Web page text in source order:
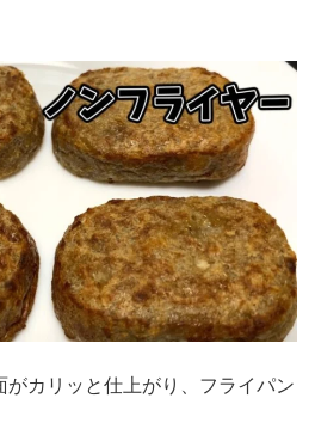
がカリッと仕上がり、フライパン